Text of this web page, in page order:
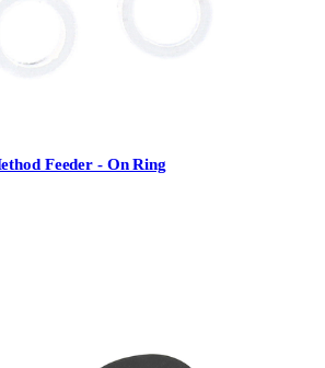
Feeder - On Ring